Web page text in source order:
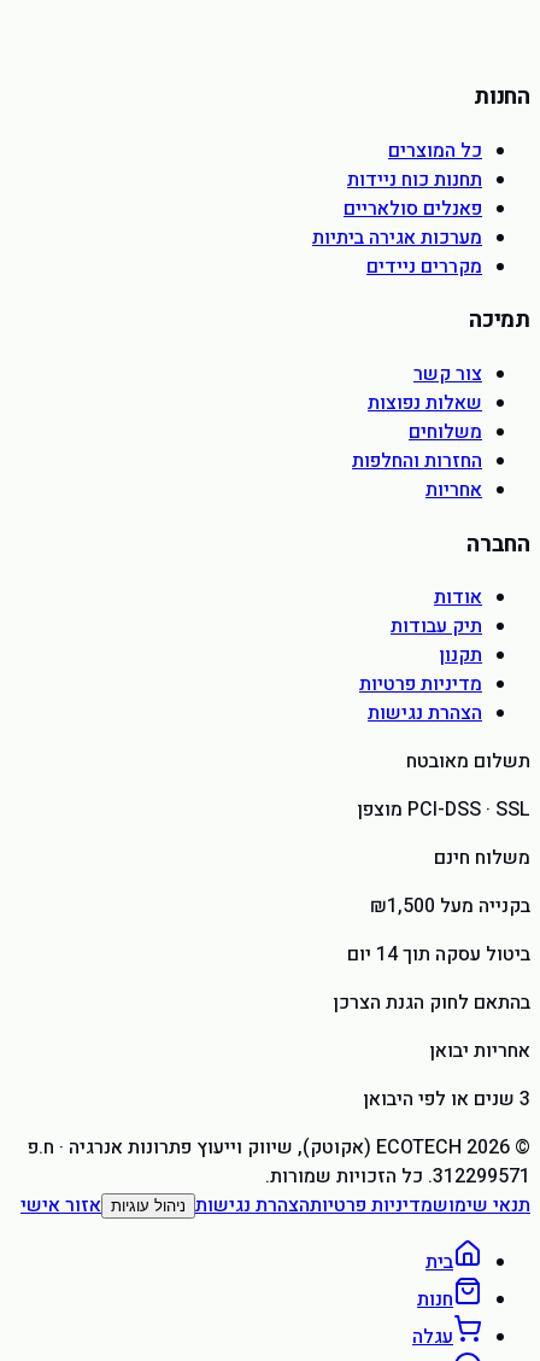
החנות
כל המוצרים
תחנות כוח ניידות
פאנלים סולאריים
מערכות אגירה ביתיות
מקררים ניידים
תמיכה
צור קשר
שאלות נפוצות
משלוחים
החזרות והחלפות
אחריות
החברה
אודות
תיק עבודות
תקנון
מדיניות פרטיות
הצהרת נגישות
תשלום מאובטח
PCI-DSS · SSL מוצפן
משלוח חינם
בקנייה מעל ₪1,500
ביטול עסקה תוך 14 יום
בהתאם לחוק הגנת הצרכן
אחריות יבואן
3 שנים או לפי היבואן
©
2026 ECOTECH (אקוטק), שיווק וייעוץ פתרונות אנרגיה
· ח.פ
312299571. כל הזכויות שמורות.
תנאי שימושמדיניות פרטיותהצהרת נגישות ניהול עוגיות אזור אישי
בית
חנות
עגלה